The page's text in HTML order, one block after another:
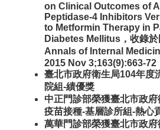
on Clinical Outcomes of
Peptidase-4 Inhibitors
to Metformin Therapy in
Diabetes Mellitus，收錄於
Annals of Internal
2015 Nov 3;163(9):663-72
臺北市政府衛生局104年度
院組-績優獎
中正門診部榮獲臺北市政
疫苗接種-基層診所組-熱心
萬華門診部榮獲臺北市政